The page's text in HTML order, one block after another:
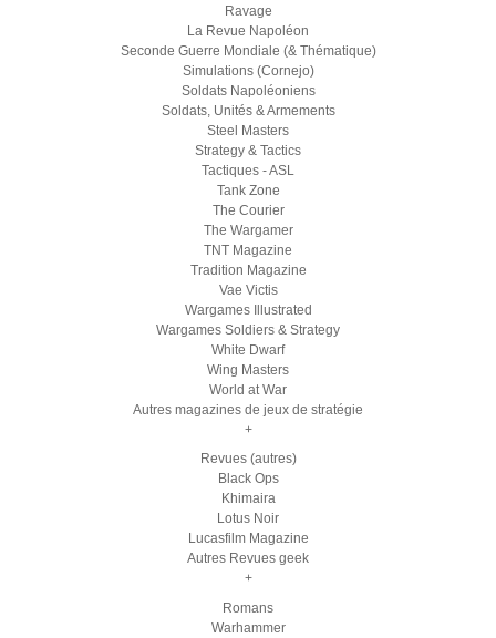
Ravage
La Revue Napoléon
Seconde Guerre Mondiale (& Thématique)
Simulations (Cornejo)
Soldats Napoléoniens
Soldats, Unités & Armements
Steel Masters
Strategy & Tactics
Tactiques - ASL
Tank Zone
The Courier
The Wargamer
TNT Magazine
Tradition Magazine
Vae Victis
Wargames Illustrated
Wargames Soldiers & Strategy
White Dwarf
Wing Masters
World at War
Autres magazines de jeux de stratégie
+
Revues (autres)
Black Ops
Khimaira
Lotus Noir
Lucasfilm Magazine
Autres Revues geek
+
Romans
Warhammer